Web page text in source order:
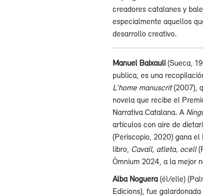
creadores catalanes y
especialmente aquellos
desarrollo creativo.
Manuel Baixauli (Sueca,
publica, es una
L’home manuscrit(2007),
novela que recibe el
Narrativa Catalana. A
artículos con aire de
(Periscopio, 2020) gana
libro, Cavall, atleta, ocell
Òmnium 2024, a la mejor
Alba Noguera(él/elle)
Edicions), fue